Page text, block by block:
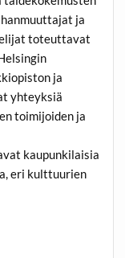
ja
toteuttavat
ja
yhteyksiä
toimijoiden ja
kaupunkilaisia
eri kulttuurien